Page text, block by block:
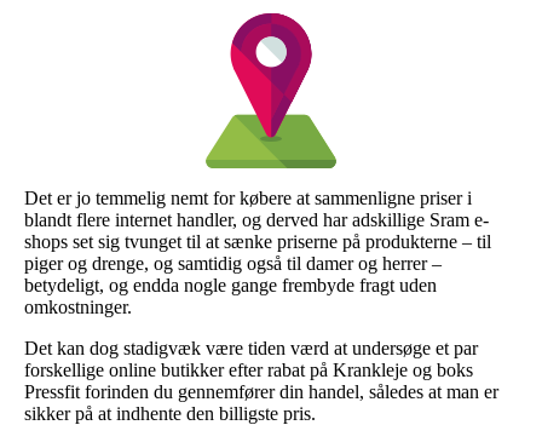
Det er jo temmelig nemt for købere at sammenligne priser i
blandt flere internet handler, og derved har adskillige Sram e-
shops set sig tvunget til at sænke priserne på produkterne – til
piger og drenge, og samtidig også til damer og herrer –
betydeligt, og endda nogle gange frembyde fragt uden
omkostninger.
Det kan dog stadigvæk være tiden værd at undersøge et par
forskellige online butikker efter rabat på Krankleje og boks
Pressfit forinden du gennemfører din handel, således at man er
sikker på at indhente den billigste pris.